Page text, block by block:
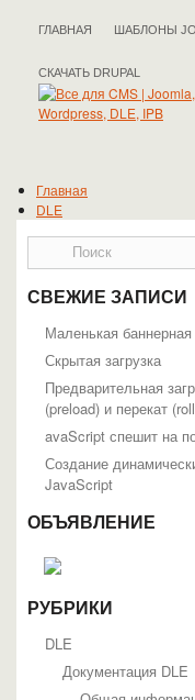
ГЛАВНАЯ ШАБЛОНЫ
СКАЧАТЬ DRUPAL
Главная
DLE
Joomla
phpBB
WordPress
Полезные статьи
СВЕЖИЕ ЗАПИСИ
Маленькая
Скрытая загрузка
Предварительная
(preload) и перекат
avaScript спешит на
Создание
JavaScript
ОБЪЯВЛЕНИЕ
РУБРИКИ
DLE
Документация DLE